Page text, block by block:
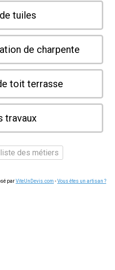
tuiles
de charpente
toit terrasse
travaux
liste des métiers
parViteUnDevis.com -Vous êtes un artisan ?